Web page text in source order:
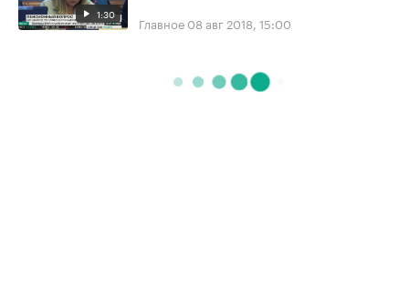
1:30 Главное 08 авг 2018, 15:00